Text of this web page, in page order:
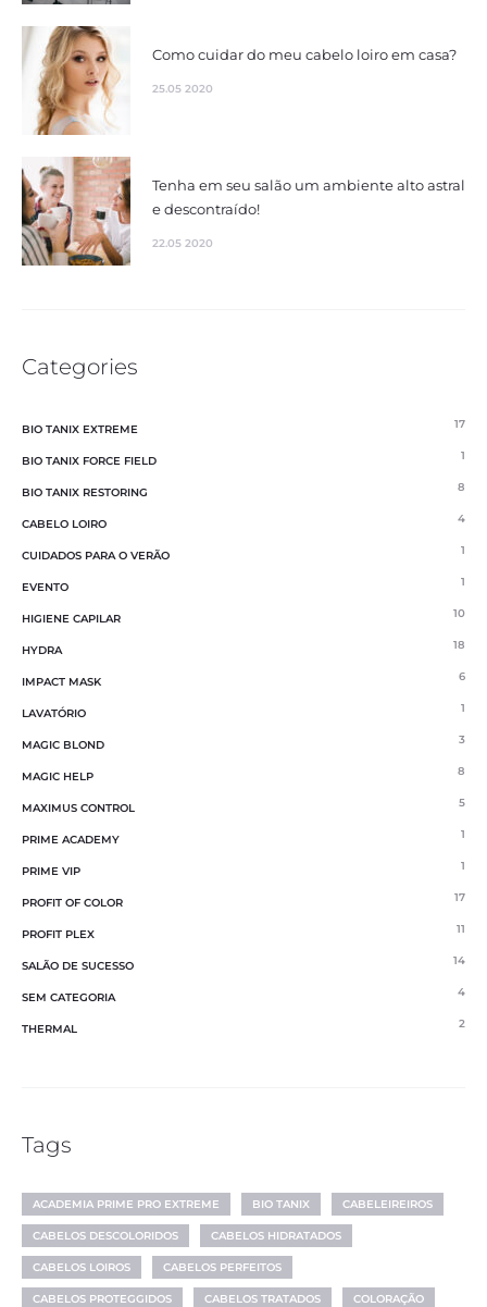
Como cuidar do meu cabelo loiro em casa?
25.05 2020
Tenha em seu salão um ambiente alto astral
e descontraído!
22.05 2020
Categories
BIO TANIX EXTREME 17
BIO TANIX FORCE FIELD 1
BIO TANIX RESTORING 8
CABELO LOIRO 4
CUIDADOS PARA O VERÃO 1
EVENTO 1
HIGIENE CAPILAR 10
HYDRA 18
IMPACT MASK 6
LAVATÓRIO 1
MAGIC BLOND 3
MAGIC HELP 8
MAXIMUS CONTROL 5
PRIME ACADEMY 1
PRIME VIP 1
PROFIT OF COLOR 17
PROFIT PLEX 11
SALÃO DE SUCESSO 14
SEM CATEGORIA 4
THERMAL 2
Tags
ACADEMIA PRIME PRO EXTREME BIO TANIX CABELEIREIROS
CABELOS DESCOLORIDOS CABELOS HIDRATADOS
CABELOS LOIROS CABELOS PERFEITOS
CABELOS PROTEGGIDOS CABELOS TRATADOS COLORAÇÃO